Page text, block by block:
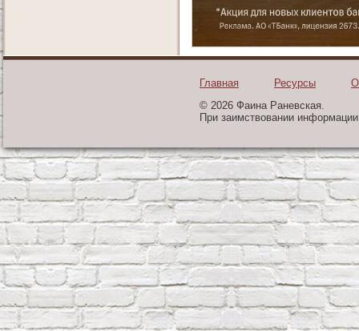
Главная Ресурсы
© 2026 Фаина Раневская.
При заимствовании